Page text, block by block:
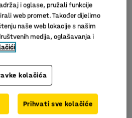
i oglase, pružali funkcije
web promet. Također dijelimo
naše web lokacije s našim
medija, oglašavanja i
kolačića
Prihvati sve kolačiće